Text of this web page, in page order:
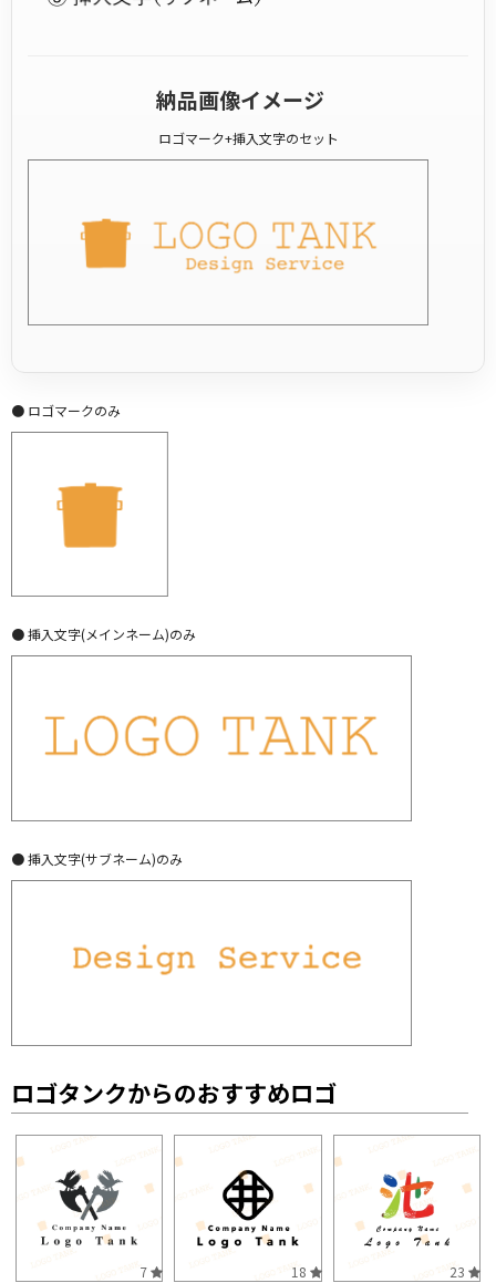
納品画像イメージ
ロゴマーク+挿入文字のセット
● ロゴマークのみ
● 挿入文字(メインネーム)のみ
● 挿入文字(サブネーム)のみ
ロゴタンクからのおすすめロゴ
7 18 23